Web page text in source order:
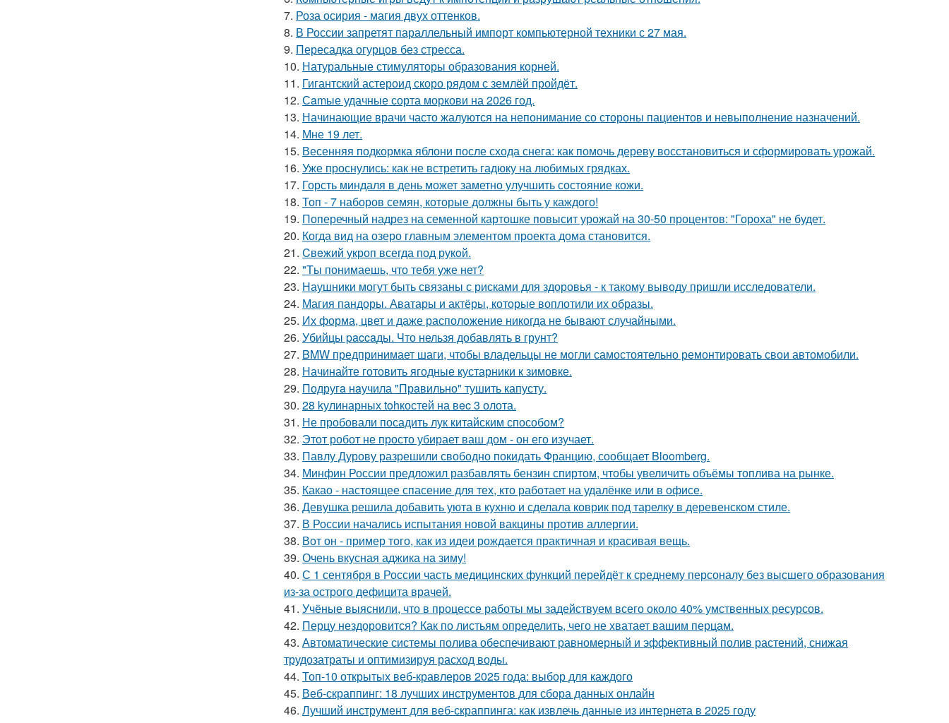
7. Роза осирия - магия двух оттенков.
8. В России запретят параллельный импорт компьютерной техники с 27 мая.
9. Пересадка огурцов без стресса.
10. Натуральные стимуляторы образования корней.
11. Гигантский астероид скоро рядом с землёй пройдёт.
12. Сamые удачные сорта моркови на 2026 год.
13. Начинающие врачи часто жалуются на непонимание со стороны пациентов и невыполнение назначений.
14. Мне 19 лет.
15. Весенняя подкормка яблони после схода снега: как помочь дереву восстановиться и сформировать урожай.
16. Уже проснулись: как не встретить гадюку на любимых грядках.
17. Горсть миндаля в день может заметно улучшить состояние кожи.
18. Топ - 7 наборов семян, которые должны быть у каждого!
19. Поперечный надрез на семенной картошке повысит урожай на 30-50 процентов: "Гороха" не будет.
20. Когда вид на озеро главным элементом проекта дома становится.
21. Cвeжий укроп всегда под рукoй.
22. "Tы понимаешь, что тебя уже нет?
23. Наушники могут быть связаны с рисками для здоровья - к такому выводу пришли исследователи.
24. Магия пандоры. Аватары и актёры, которые воплотили их образы.
25. Их форма, цвет и даже расположение никогда не бывают случайными.
26. Убийцы paccaды. Что нельзя добавлять в грунт?
27. BMW предпринимает шаги, чтобы владельцы не могли самостоятельно ремонтировать свои автомобили.
28. Начинайте готовить ягодные кустарники к зимовке.
29. Подругa нaучила "Прaвильно" тушить капусту.
30. 28 kулинарных tohкостей на вec 3 олота.
31. Не пробовали посадить лук китайским способом?
32. Этот робот не просто убирает ваш дом - он его изучает.
33. Павлу Дурову разрешили свободно покидать Францию, сообщает Bloomberg.
34. Минфин России предложил разбавлять бензин спиртом, чтобы увеличить объёмы топлива на рынке.
35. Какао - настоящее спасение для тех, кто работает на удалёнке или в офисе.
36. Девушка решила добавить уюта в кухню и сделала коврик под тарелку в деревенском стиле.
37. В России начались испытания новой вакцины против аллергии.
38. Вот он - пример того, как из идеи рождается практичная и красивая вещь.
39. Очень вкусная аджика на зиму!
40. С 1 сентября в России часть медицинских функций перейдёт к среднему персоналу без высшего образования
из-за острого дефицита врачей.
41. Учёные выяснили, что в процессе работы мы задействуем всего около 40% умственных ресурсов.
42. Перцу нездоровится? Как по листьям определить, чего не хватает вашим перцам.
43. Автоматические системы полива обеспечивают равномерный и эффективный полив растений, снижая
трудозатраты и оптимизируя расход воды.
44. Топ-10 открытых веб-кравлеров 2025 года: выбор для каждого
45. Веб-скраппинг: 18 лучших инструментов для сбора данных онлайн
46. Лучший инструмент для веб-скраппинга: как извлечь данные из интернета в 2025 году